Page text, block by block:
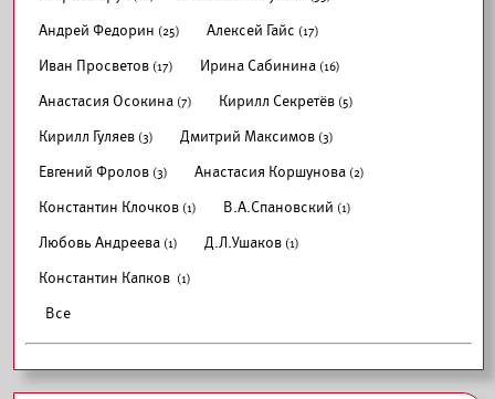
Андрей Федорин (25) Алексей Гайс (17)
Иван Просветов (17) Ирина Сабинина (16)
Анастасия Осокина (7) Кирилл Секретёв (5)
Кирилл Гуляев (3) Дмитрий Максимов (3)
Евгений Фролов (3) Анастасия Коршунова (2)
Константин Клочков (1) В.А.Спановский (1)
Любовь Андреева (1) Д.Л.Ушаков (1)
Константин Капков (1)
Все